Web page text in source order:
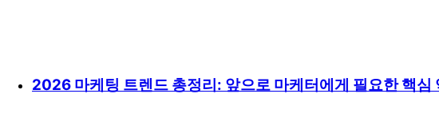
2026 마케팅 트렌드 총정리: 앞으로 마케터에게 필요한 핵심